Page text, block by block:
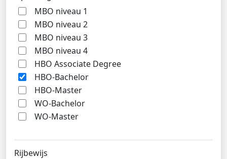
MBO niveau 1
MBO niveau 2
MBO niveau 3
MBO niveau 4
HBO Associate Degree
HBO-Bachelor
HBO-Master
WO-Bachelor
WO-Master
Rijbewijs